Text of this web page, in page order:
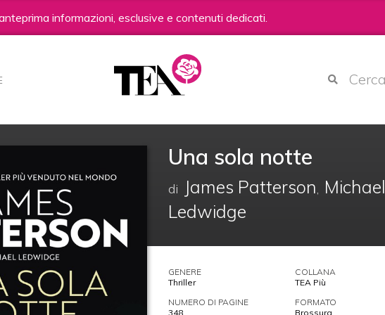
informazioni, esclusive e contenuti dedicati.
Una sola notte
di James Patterson, Michael
Ledwidge
GENERE
Thriller
COLLANA
TEA Più
NUMERO DI PAGINE
348
FORMATO
Brossura